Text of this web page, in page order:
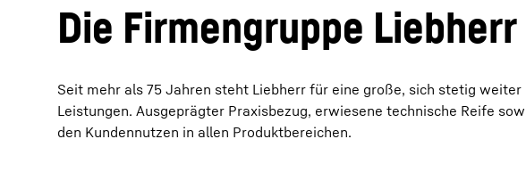
Die Firmengruppe Liebherr
Seit mehr als 75 Jahren steht Liebherr für eine große, sich stetig
Leistungen. Ausgeprägter Praxisbezug, erwiesene technische Reife
den Kundennutzen in allen Produktbereichen.